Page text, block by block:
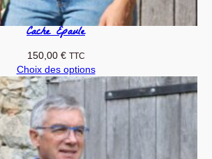
Cache Epaule
150,00 € TTC
Choix des options